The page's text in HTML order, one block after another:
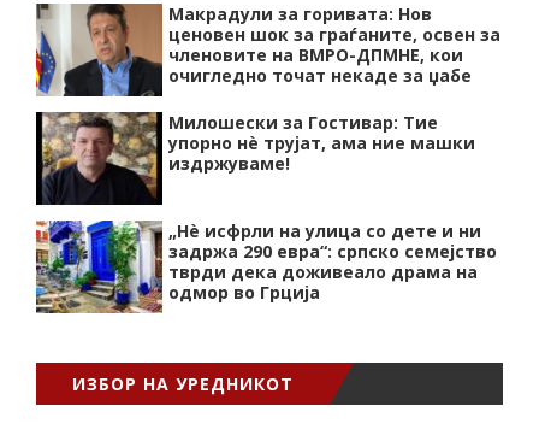
Макрадули за горивата: Нов
ценовен шок за граѓаните, освен за
членовите на ВМРО-ДПМНЕ, кои
очигледно точат некаде за џабе
Милошески за Гостивар: Тие
упорно нѐ трујат, ама ние машки
издржуваме!
„Нѐ исфрли на улица со дете и ни
задржа 290 евра“: српско семејство
тврди дека доживеало драма на
одмор во Грција
ИЗБОР НА УРЕДНИКОТ